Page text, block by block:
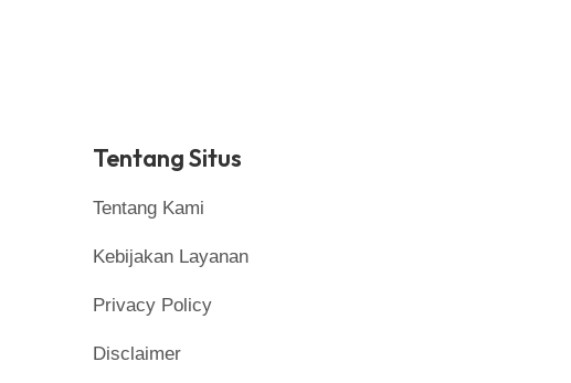
Tentang Situs
Tentang Kami
Kebijakan Layanan
Privacy Policy
Disclaimer